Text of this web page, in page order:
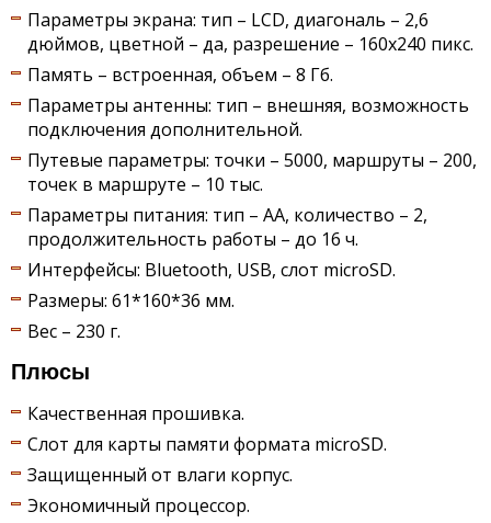
Параметры экрана: тип – LCD, диагональ – 2,6
дюймов, цветной – да, разрешение – 160х240 пикс.
Память – встроенная, объем – 8 Гб.
Параметры антенны: тип – внешняя, возможность
подключения дополнительной.
Путевые параметры: точки – 5000, маршруты – 200,
точек в маршруте – 10 тыс.
Параметры питания: тип – АА, количество – 2,
продолжительность работы – до 16 ч.
Интерфейсы: Bluetooth, USB, слот microSD.
Размеры: 61*160*36 мм.
Вес – 230 г.
Плюсы
Качественная прошивка.
Слот для карты памяти формата microSD.
Защищенный от влаги корпус.
Экономичный процессор.